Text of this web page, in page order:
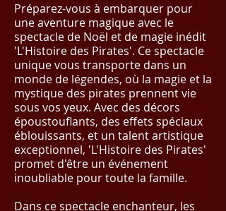
Préparez-vous à embarquer pour
une aventure magique avec le
spectacle de Noël et de magie inédit
'L'Histoire des Pirates'. Ce spectacle
unique vous transporte dans un
monde de légendes, où la magie et la
mystique des pirates prennent vie
sous vos yeux. Avec des décors
époustouflants, des effets spéciaux
éblouissants, et un talent artistique
exceptionnel, 'L'Histoire des Pirates'
promet d'être un événement
inoubliable pour toute la famille.
Dans ce spectacle enchanteur, les